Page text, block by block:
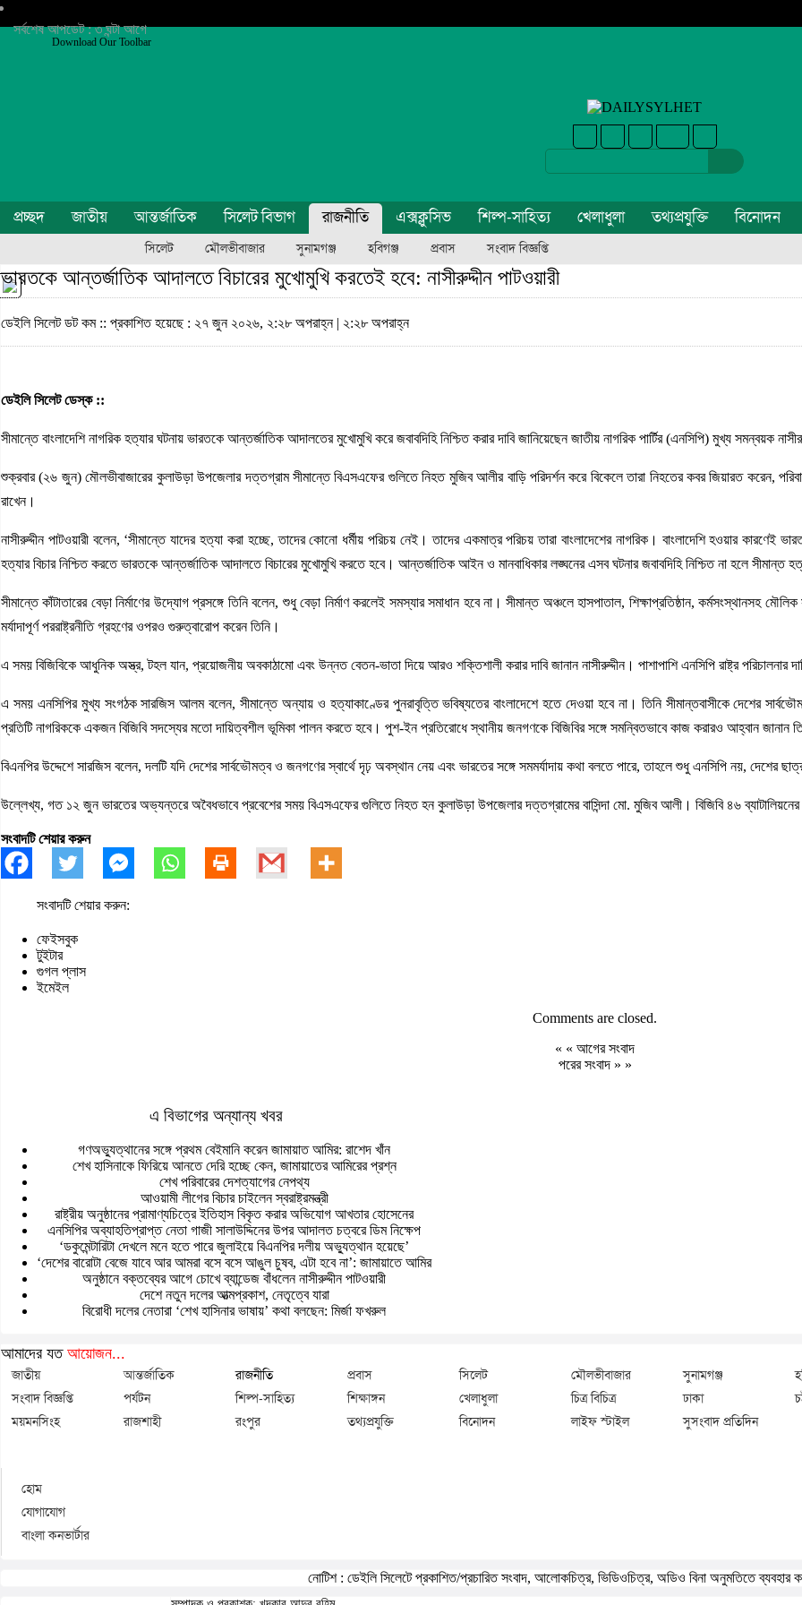
সর্বশেষ আপডেট : ৩ ঘন্টা আগে
Download Our Toolbar
প্রচ্ছদ জাতীয় আন্তর্জাতিক সিলেট বিভাগ রাজনীতি এক্সক্লুসিভ শিল্প-সাহিত্য খেলাধুলা তথ্যপ্রযুক্তি বিনোদন
সিলেট মৌলভীবাজার সুনামগঞ্জ হবিগঞ্জ প্রবাস সংবাদ বিজ্ঞপ্তি
ভারতকে আন্তর্জাতিক আদালতে বিচারের মুখোমুখি করতেই হবে: নাসীরুদ্দীন পাটওয়ারী
ডেইলি সিলেট ডট কম :: প্রকাশিত হয়েছে : ২৭ জুন ২০২৬, ২:২৮ অপরাহ্ন | ২:২৮ অপরাহ্ন
ডেইলি সিলেট ডেস্ক ::
সীমান্তে বাংলাদেশি নাগরিক হত্যার ঘটনায় ভারতকে আন্তর্জাতিক আদালতের মুখোমুখি করে জবাবদিহি নিশ্চিত করার দাবি জানিয়েছেন জাতীয় নাগরিক পার্টির (এনসিপি) মুখ্য সমন্বয়ক
শুক্রবার (২৬ জুন) মৌলভীবাজারের কুলাউড়া উপজেলার দত্তগ্রাম সীমান্তে বিএসএফের গুলিতে নিহত মুজিব আলীর বাড়ি পরিদর্শন করে বিকেলে তারা নিহতের কবর জিয়ারত করেন,
রাখেন।
নাসীরুদ্দীন পাটওয়ারী বলেন, ‘সীমান্তে যাদের হত্যা করা হচ্ছে, তাদের কোনো ধর্মীয় পরিচয় নেই। তাদের একমাত্র পরিচয় তারা বাংলাদেশের নাগরিক। বাংলাদেশি হওয়ার কারণেই
হত্যার বিচার নিশ্চিত করতে ভারতকে আন্তর্জাতিক আদালতে বিচারের মুখোমুখি করতে হবে। আন্তর্জাতিক আইন ও মানবাধিকার লঙ্ঘনের এসব ঘটনার জবাবদিহি নিশ্চিত না হলে সীমান্ত
সীমান্তে কাঁটাতারের বেড়া নির্মাণের উদ্যোগ প্রসঙ্গে তিনি বলেন, শুধু বেড়া নির্মাণ করলেই সমস্যার সমাধান হবে না। সীমান্ত অঞ্চলে হাসপাতাল, শিক্ষাপ্রতিষ্ঠান, কর্মসংস্থানসহ
মর্যাদাপূর্ণ পররাষ্ট্রনীতি গ্রহণের ওপরও গুরুত্বারোপ করেন তিনি।
এ সময় বিজিবিকে আধুনিক অস্ত্র, টহল যান, প্রয়োজনীয় অবকাঠামো এবং উন্নত বেতন-ভাতা দিয়ে আরও শক্তিশালী করার দাবি জানান নাসীরুদ্দীন। পাশাপাশি এনসিপি রাষ্ট্র পরিচালনার
এ সময় এনসিপির মুখ্য সংগঠক সারজিস আলম বলেন, সীমান্তে অন্যায় ও হত্যাকাণ্ডের পুনরাবৃত্তি ভবিষ্যতের বাংলাদেশে হতে দেওয়া হবে না। তিনি সীমান্তবাসীকে দেশের
প্রতিটি নাগরিককে একজন বিজিবি সদস্যের মতো দায়িত্বশীল ভূমিকা পালন করতে হবে। পুশ-ইন প্রতিরোধে স্থানীয় জনগণকে বিজিবির সঙ্গে সমন্বিতভাবে কাজ করারও আহ্বান জানান
বিএনপির উদ্দেশে সারজিস বলেন, দলটি যদি দেশের সার্বভৌমত্ব ও জনগণের স্বার্থে দৃঢ় অবস্থান নেয় এবং ভারতের সঙ্গে সমমর্যাদায় কথা বলতে পারে, তাহলে শুধু এনসিপি নয়, দেশের
উল্লেখ্য, গত ১২ জুন ভারতের অভ্যন্তরে অবৈধভাবে প্রবেশের সময় বিএসএফের গুলিতে নিহত হন কুলাউড়া উপজেলার দত্তগ্রামের বাসিন্দা মো. মুজিব আলী। বিজিবি ৪৬ ব্যাটালিয়নের
সংবাদটি শেয়ার করুন
সংবাদটি শেয়ার করুন:
ফেইসবুক
টুইটার
গুগল প্লাস
ইমেইল
Comments are closed.
« « আগের সংবাদ
পরের সংবাদ » »
এ বিভাগের অন্যান্য খবর
গণঅভ্যুত্থানের সঙ্গে প্রথম বেইমানি করেন জামায়াত আমির: রাশেদ খাঁন
শেখ হাসিনাকে ফিরিয়ে আনতে দেরি হচ্ছে কেন, জামায়াতের আমিরের প্রশ্ন
শেখ পরিবারের দেশত্যাগের নেপথ্য
আওয়ামী লীগের বিচার চাইলেন স্বরাষ্ট্রমন্ত্রী
রাষ্ট্রীয় অনুষ্ঠানের প্রামাণ্যচিত্রে ইতিহাস বিকৃত করার অভিযোগ আখতার হোসেনের
এনসিপির অব্যাহতিপ্রাপ্ত নেতা গাজী সালাউদ্দিনের উপর আদালত চত্বরে ডিম নিক্ষেপ
‘ডকুমেন্টারিটা দেখলে মনে হতে পারে জুলাইয়ে বিএনপির দলীয় অভ্যুত্থান হয়েছে’
‘দেশের বারোটা বেজে যাবে আর আমরা বসে বসে আঙুল চুষব, এটা হবে না’: জামায়াতে আমির
অনুষ্ঠানে বক্তব্যের আগে চোখে ব্যান্ডেজ বাঁধলেন নাসীরুদ্দীন পাটওয়ারী
দেশে নতুন দলের আত্মপ্রকাশ, নেতৃত্বে যারা
বিরোধী দলের নেতারা ‘শেখ হাসিনার ভাষায়’ কথা বলছেন: মির্জা ফখরুল
আমাদের যত আয়োজন...
জাতীয় আন্তর্জাতিক রাজনীতি প্রবাস সিলেট মৌলভীবাজার সুনামগঞ্জ
সংবাদ বিজ্ঞপ্তি
পর্যটন শিল্প-সাহিত্য শিক্ষাঙ্গন খেলাধুলা চিত্র বিচিত্র ঢাকা
ময়মনসিংহ
রাজশাহী রংপুর তথ্যপ্রযুক্তি বিনোদন লাইফ স্টাইল সুসংবাদ প্রতিদিন
হোম
যোগাযোগ
বাংলা কনভার্টার
নোটিশ : ডেইলি সিলেটে প্রকাশিত/প্রচারিত সংবাদ, আলোকচিত্র, ভিডিওচিত্র, অডিও বিনা অনুমতিতে ব্যবহার